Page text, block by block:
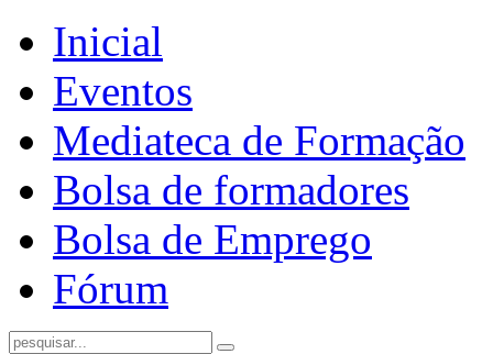
Inicial
Eventos
Mediateca de Formação
Bolsa de formadores
Bolsa de Emprego
Fórum